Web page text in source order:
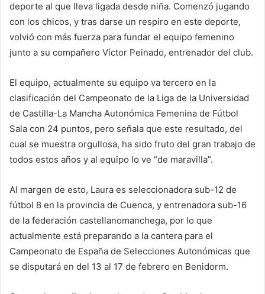
deporte al que lleva ligada desde niña. Comenzó jugando
con los chicos, y tras darse un respiro en este deporte,
volvió con más fuerza para fundar el equipo femenino
junto a su compañero Víctor Peinado, entrenador del club.
El equipo, actualmente su equipo va tercero en la
clasificación del Campeonato de la Liga de la Universidad
de Castilla-La Mancha Autonómica Femenina de Fútbol
Sala con 24 puntos, pero señala que este resultado, del
cual se muestra orgullosa, ha sido fruto del gran trabajo de
todos estos años y al equipo lo ve “de maravilla”.
Al margen de esto, Laura es seleccionadora sub-12 de
fútbol 8 en la provincia de Cuenca, y entrenadora sub-16
de la federación castellanomanchega, por lo que
actualmente está preparando a la cantera para el
Campeonato de España de Selecciones Autonómicas que
se disputará en del 13 al 17 de febrero en Benidorm.